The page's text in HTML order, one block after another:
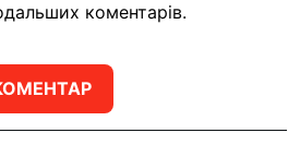
коментарів.